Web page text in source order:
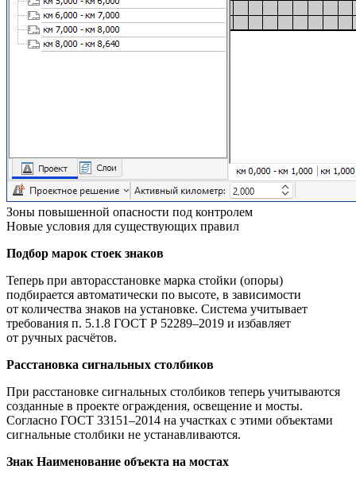
Зоны повышенной опасности под контролем
Новые условия для существующих правил
Подбор марок стоек знаков
Теперь при авторасстановке марка стойки (опоры)
подбирается автоматически по высоте, в зависимости
от количества знаков на установке. Система учитывает
требования п. 5.1.8 ГОСТ Р 52289–2019 и избавляет
от ручных расчётов.
Расстановка сигнальных столбиков
При расстановке сигнальных столбиков теперь учитываются
созданные в проекте ограждения, освещение и мосты.
Согласно ГОСТ 33151–2014 на участках с этими объектами
сигнальные столбики не устанавливаются.
Знак Наименование объекта на мостах